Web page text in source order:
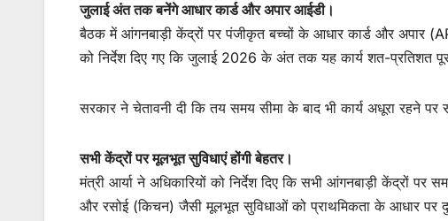
जुलाई अंत तक बनेंगे आधार कार्ड और अपार आईडी।
बैठक में आंगनबाड़ी केंद्रों पर पंजीकृत बच्चों के आधार कार्ड और अपार
को निर्देश दिए गए कि जुलाई 2026 के अंत तक यह कार्य शत-प्रतिशत
सरकार ने चेतावनी दी कि तय समय सीमा के बाद भी कार्य अधूरा रहने पर
सभी केंद्रों पर मूलभूत सुविधाएं होंगी बेहतर।
मंत्री आर्या ने अधिकारियों को निर्देश दिए कि सभी आंगनबाड़ी केंद्रों
और रसोई (किचन) जैसी मूलभूत सुविधाओं को प्राथमिकता के आधार पर